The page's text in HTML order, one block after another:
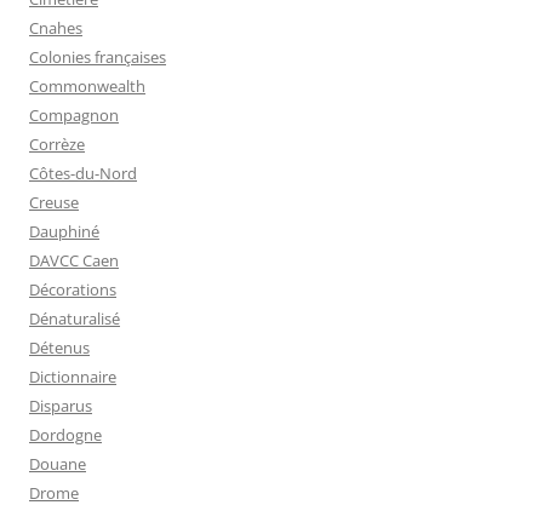
Cnahes
Colonies françaises
Commonwealth
Compagnon
Corrèze
Côtes-du-Nord
Creuse
Dauphiné
DAVCC Caen
Décorations
Dénaturalisé
Détenus
Dictionnaire
Disparus
Dordogne
Douane
Drome